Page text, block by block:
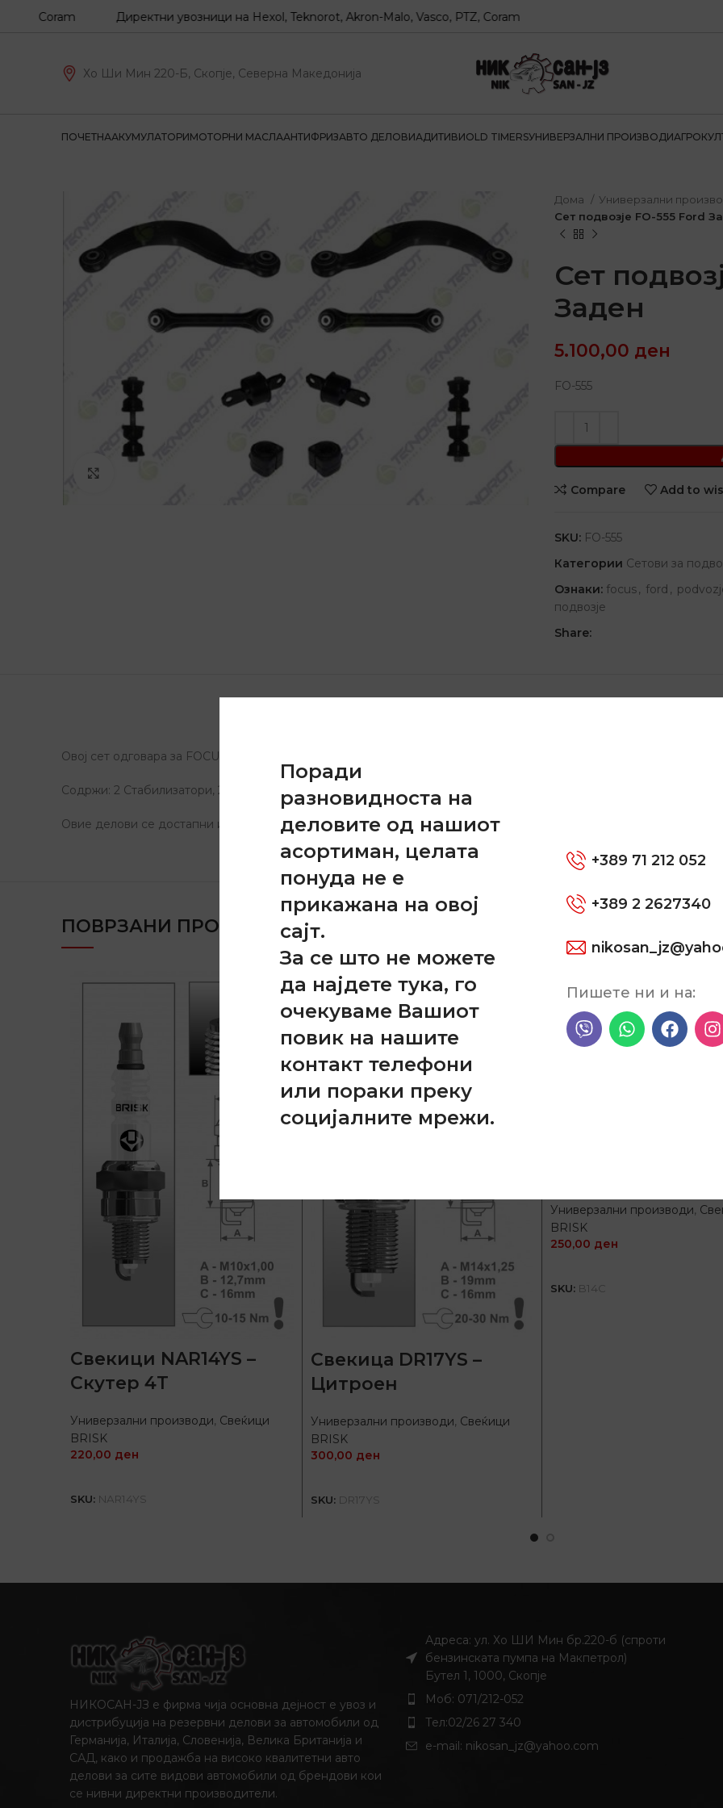
Поради
разновидноста на
деловите од нашиот
асортиман, целата
понуда не е
прикажана на овој
сајт.
За се што не можете
да најдете тука, го
очекуваме Вашиот
повик на нашите
контакт телефони
или пораки преку
социјалните мрежи.
+389 71 212 052
+389 2 2627340
Пишете ни и на:
Coram Директни увозници на Hexol, Teknorot, Akron-Malo, Vasco, PTZ, Coram
Хо Ши Мин 220-Б, Скопје, Северна Македонија
ПОЧЕТНААКУМУЛАТОРИМОТОРНИ МАСЛААНТИФРИЗАВТО ДЕЛОВИАДИТИВИOLD TIMERSУНИВЕРЗАЛНИ ПРОИЗВОДИ
Дома Универзални
Сет подвозје FO-555 Ford
Сет
Заден
5.100,00 ден
FO-555
Compare Add to
SKU: FO-555
Категории Сетови за
Ознаки: focus, ford ,
подвозје
Share:
Овој сет одговара за FOCUS 1998-2004
Содржи: 2 Стабилизатори, 2 чаури, 2 гумици балангштангла, 2 рамења и 2 вилушки ЗАДНИ
Овие делови се достапни и секој посебно.
ПОВРЗАНИ ПРОДУКТИ
Свекици NAR14YS –
Скутер 4Т
Универзални производи, Свеќици
BRISK
220,00 ден
SKU: NAR14YS
Свекица DR17YS –
Цитроен
Универзални производи, Свеќици
BRISK
300,00 ден
SKU: DR17YS
Универзални производи,
BRISK
250,00 ден
SKU: B14C
НИКОСАН-ЈЗ е фирма чија основна дејност е увоз и
дистрибуција на резервни делови за автомобили од
Германија, Италија, Словенија, Велика Британија и
САД, како и продажба на високо квалитетни авто
делови за сите видови автомобили од брендови кои
се нивни директни производители.
Адреса: ул. Хо ШИ Мин бр.220-б (спроти
бензинската пумпа на Макпетрол)
Бутел 1, 1000, Скопје
Моб: 071/212-052
Тел:02/26 27 340
e-mail: nikosan_jz@yahoo.com